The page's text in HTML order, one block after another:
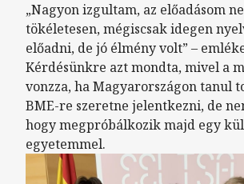
„Nagyon izgultam, az előadásom
tökéletesen, mégiscsak idegen
előadni, de jó élmény volt” –
Kérdésünkre azt mondta, mivel a
vonzza, ha Magyarországon tanul
BME-re szeretne jelentkezni, de
hogy megpróbálkozik majd egy
egyetemmel.